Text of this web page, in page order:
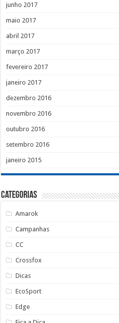
junho 2017
maio 2017
abril 2017
março 2017
fevereiro 2017
janeiro 2017
dezembro 2016
novembro 2016
outubro 2016
setembro 2016
janeiro 2015
Categorias
Amarok
Campanhas
CC
Crossfox
Dicas
EcoSport
Edge